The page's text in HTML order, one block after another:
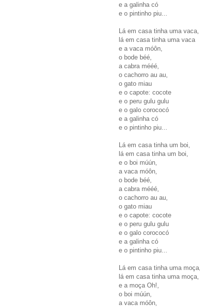
e a galinha có
e o pintinho piu...
Lá em casa tinha uma vaca,
lá em casa tinha uma vaca
e a vaca móôn,
o bode béé,
a cabra mééé,
o cachorro au au,
o gato miau
e o capote: cocote
e o peru gulu gulu
e o galo corococó
e a galinha có
e o pintinho piu...
Lá em casa tinha um boi,
lá em casa tinha um boi,
e o boi múún,
a vaca móôn,
o bode béé,
a cabra mééé,
o cachorro au au,
o gato miau
e o capote: cocote
e o peru gulu gulu
e o galo corococó
e a galinha có
e o pintinho piu...
Lá em casa tinha uma moça,
lá em casa tinha uma moça,
e a moça Oh!,
o boi múún,
a vaca móôn,